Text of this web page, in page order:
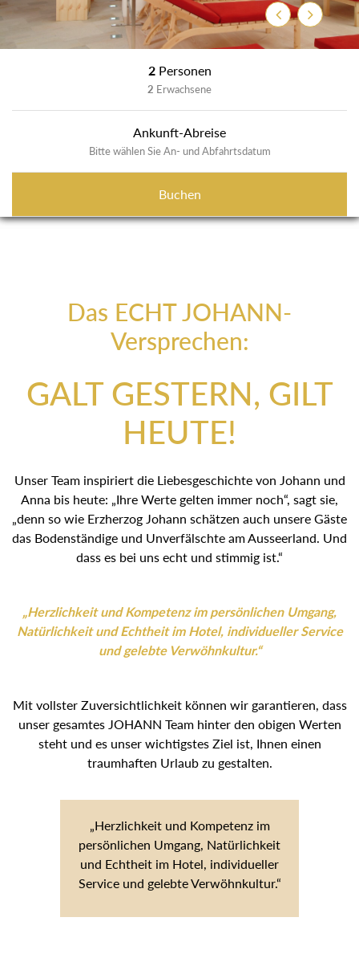
ZurückWeiter
2 Personen
2 Erwachsene
Ankunft-Abreise
Bitte wählen Sie An- und Abfahrtsdatum
Buchen
Das ECHT JOHANN-
Versprechen:
GALT GESTERN, GILT
HEUTE!
Unser Team inspiriert die Liebesgeschichte von Johann und
Anna bis heute: „Ihre Werte gelten immer noch“, sagt sie,
„denn so wie Erzherzog Johann schätzen auch unsere Gäste
das Bodenständige und Unverfälschte am Ausseerland. Und
dass es bei uns echt und stimmig ist.“
„Herzlichkeit und Kompetenz im persönlichen Umgang,
Natürlichkeit und Echtheit im Hotel, individueller Service
und gelebte Verwöhnkultur.“
Mit vollster Zuversichtlichkeit können wir garantieren, dass
unser gesamtes JOHANN Team hinter den obigen Werten
steht und es unser wichtigstes Ziel ist, Ihnen einen
traumhaften Urlaub zu gestalten.
„Herzlichkeit und Kompetenz im
persönlichen Umgang, Natürlichkeit
und Echtheit im Hotel, individueller
Service und gelebte Verwöhnkultur.“